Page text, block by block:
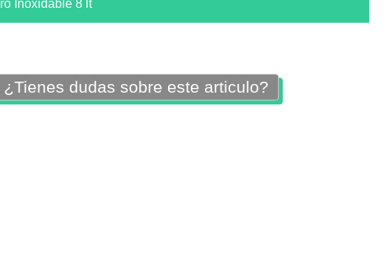
Inoxidable 8 lt
¿Tienes dudas sobre este articulo?